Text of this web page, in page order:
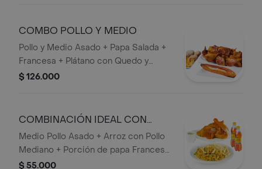
COMBO POLLO Y MEDIO
Pollo y Medio Asado + Papa Salada +
Francesa + Plátano con Quedo y
Bocadillo + 1 bebida 1,5 lts.
$ 126.000
COMBINACIÓN IDEAL CON
ARROZ CON POLLO
Medio Pollo Asado + Arroz con Pollo
Mediano + Porción de papa Francesa
+ 2 bebidas personales.
$ 55.000